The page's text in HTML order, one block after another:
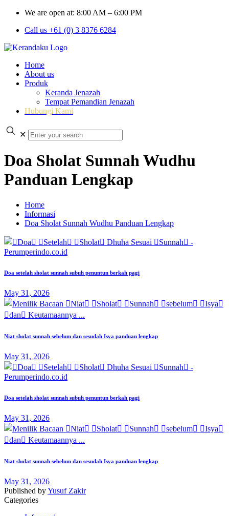
We are open at: 8:00 AM – 6:00 PM
Call us +61 (0) 3 8376 6284
Home
About us
Produk
Keranda Jenazah
Tempat Pemandian Jenazah
Hubungi Kami
✕
Doa Sholat Sunnah Wudhu
Panduan Lengkap
Home
Informasi
Doa Sholat Sunnah Wudhu Panduan Lengkap
Doa setelah sholat sunnah subuh penuntun berkah pagi
May 31, 2026
Niat sholat sunnah sebelum dan sesudah Isya panduan lengkap
May 31, 2026
Doa setelah sholat sunnah subuh penuntun berkah pagi
May 31, 2026
Niat sholat sunnah sebelum dan sesudah Isya panduan lengkap
May 31, 2026
Published byYusuf Zakir
Categories